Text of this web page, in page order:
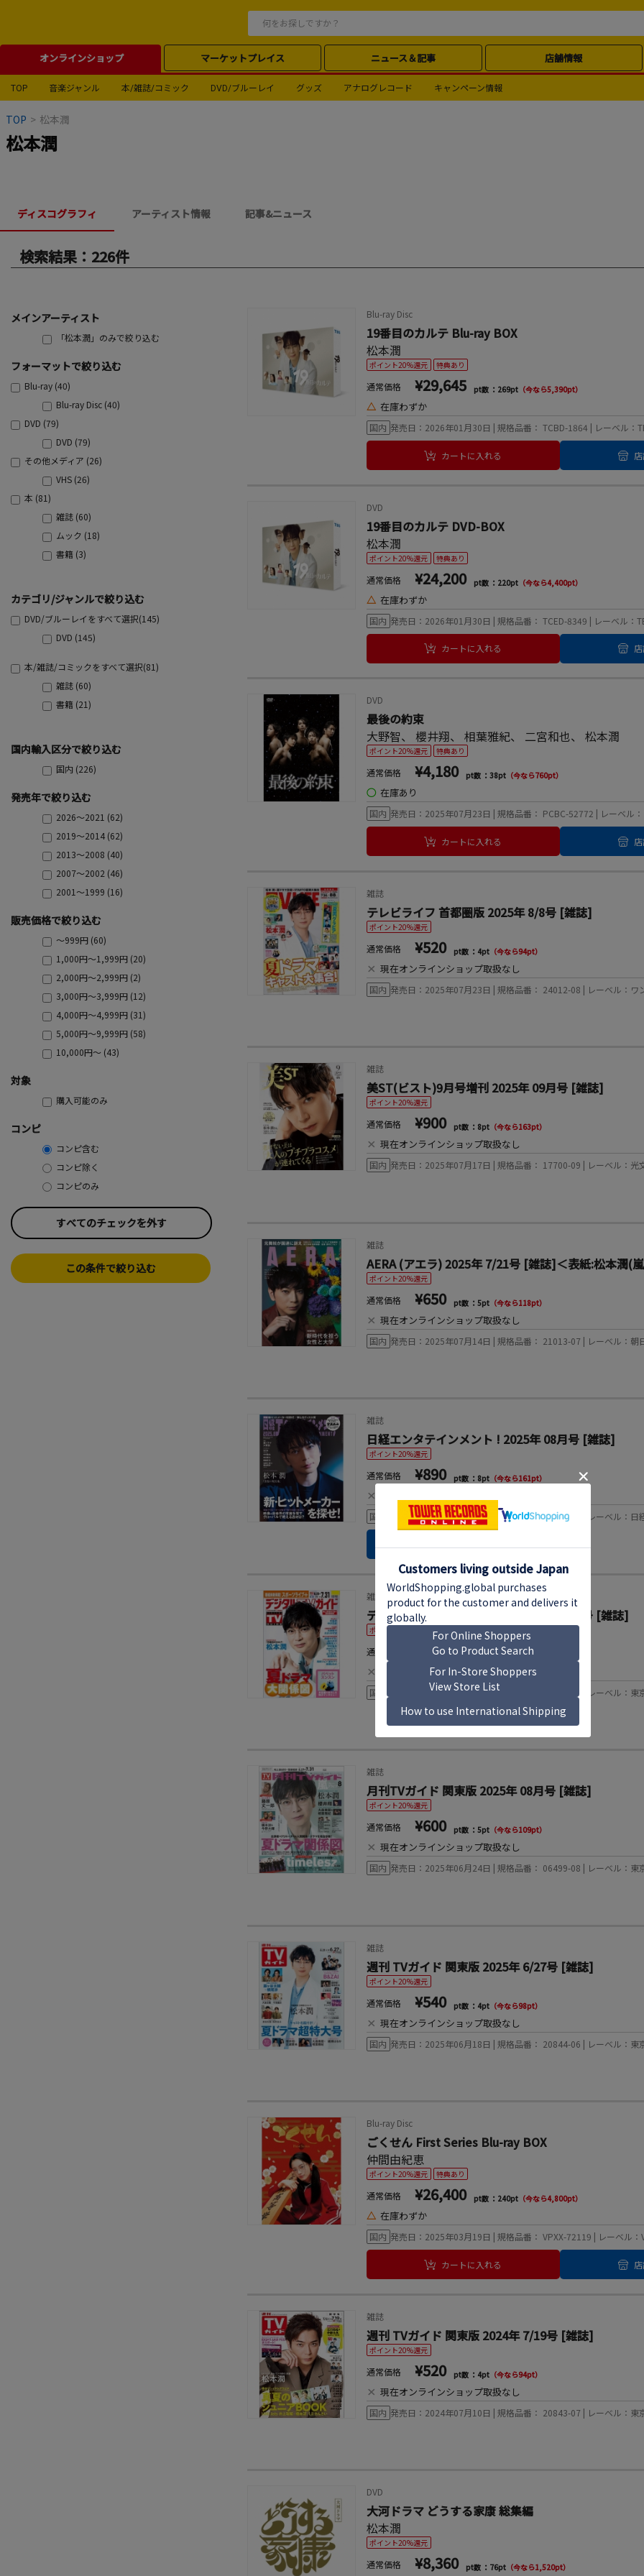
オンラインショップ マーケットプレイス ニュース＆記事 店舗情報
TOP 音楽ジャンル 本/雑誌/コミック DVD/ブルーレイ グッズ アナログレコード キャンペーン情報
TOP > 松本潤
松本潤
ディスコグラフィ アーティスト情報 記事&ニュース
検索結果：226件
メインアーティスト
「松本潤」のみで絞り込む
フォーマットで絞り込む
Blu-ray (40)
Blu-ray Disc (40)
DVD (79)
DVD (79)
その他メディア (26)
VHS (26)
本 (81)
雑誌 (60)
ムック (18)
書籍 (3)
カテゴリ/ジャンルで絞り込む
DVD/ブルーレイをすべて選択(145)
DVD (145)
本/雑誌/コミックをすべて選択(81)
雑誌 (60)
書籍 (21)
国内輸入区分で絞り込む
国内 (226)
発売年で絞り込む
2026～2021 (62)
2019～2014 (62)
2013～2008 (40)
2007～2002 (46)
2001～1999 (16)
販売価格で絞り込む
～999円 (60)
1,000円～1,999円 (20)
2,000円～2,999円 (2)
3,000円～3,999円 (12)
4,000円～4,999円 (31)
5,000円～9,999円 (58)
10,000円～ (43)
対象
購入可能のみ
コンピ
コンピ含む
コンピ除く
コンピのみ
すべてのチェックを外す
この条件で絞り込む
Blu-ray Disc
19番目のカルテ Blu-ray BOX
松本潤
ポイント20%還元 特典あり
通常価格 ¥29,645 pt数 ：269pt （今なら5,390pt）
△ 在庫わずか
国内 発売日：2026年01月30日 | 規格品番： TCBD-1864 | レーベル：
カートに入れる
DVD
19番目のカルテ DVD-BOX
松本潤
ポイント20%還元 特典あり
通常価格 ¥24,200 pt数 ：220pt （今なら4,400pt）
△ 在庫わずか
国内 発売日：2026年01月30日 | 規格品番： TCED-8349 | レーベル：
カートに入れる
DVD
最後の約束
大野智、櫻井翔、相葉雅紀、 二宮和也、松本潤
ポイント20%還元 特典あり
通常価格 ¥4,180 pt数 ：38pt （今なら760pt）
◯ 在庫あり
国内 発売日：2025年07月23日 | 規格品番： PCBC-52772 | レーベル
カートに入れる
雑誌
テレビライフ 首都圏版 2025年 8/8号 [雑誌]
ポイント20%還元
通常価格 ¥520 pt数 ：4pt （今なら94pt）
× 現在オンラインショップ取扱なし
国内 発売日：2025年07月23日 | 規格品番： 24012-08 | レーベル：ワ
雑誌
美ST(ビスト)9月号増刊 2025年 09月号 [雑誌]
ポイント20%還元
通常価格 ¥900 pt数 ：8pt （今なら163pt）
× 現在オンラインショップ取扱なし
国内 発売日：2025年07月17日 | 規格品番： 17700-09 | レーベル：光
雑誌
AERA (アエラ) 2025年 7/21号 [雑誌]＜表紙:松本潤(
ポイント20%還元
通常価格 ¥650 pt数 ：5pt （今なら118pt）
× 現在オンラインショップ取扱なし
国内 発売日：2025年07月14日 | 規格品番： 21013-07 | レーベル：朝
雑誌
日経エンタテインメント ! 2025年 08月号 [雑誌]
ポイント20%還元
通常価格 ¥890 pt数 ：8pt （今なら161pt）
×
国内 発売日：2025年07月04日 | 規格品番： 07183-08 | レーベル：日
雑誌
デジタル TV (テレビ) ガイド 2025年 08月号 [雑誌]
ポイント20%還元
通常価格 ¥710 pt数 ：6pt（今なら129pt）
× 現在オンラインショップ取扱なし
国内 発売日：2025年06月24日 | 規格品番： 16579-08 | レーベル：東
雑誌
月刊TVガイド 関東版 2025年 08月号 [雑誌]
ポイント20%還元
通常価格 ¥600 pt数 ：5pt （今なら109pt）
× 現在オンラインショップ取扱なし
国内 発売日：2025年06月24日 | 規格品番： 06499-08 | レーベル：東
雑誌
週刊 TVガイド 関東版 2025年 6/27号 [雑誌]
ポイント20%還元
通常価格 ¥540 pt数 ：4pt （今なら98pt）
× 現在オンラインショップ取扱なし
国内 発売日：2025年06月18日 | 規格品番： 20844-06 | レーベル：東
Blu-ray Disc
ごくせん First Series Blu-ray BOX
仲間由紀恵
ポイント20%還元 特典あり
通常価格 ¥26,400 pt数 ：240pt （今なら4,800pt）
△ 在庫わずか
国内 発売日：2025年03月19日 | 規格品番： VPXX-72119 | レーベル：
カートに入れる
雑誌
週刊 TVガイド 関東版 2024年 7/19号 [雑誌]
ポイント20%還元
通常価格 ¥520 pt数 ：4pt （今なら94pt）
× 現在オンラインショップ取扱なし
国内 発売日：2024年07月10日 | 規格品番： 20843-07 | レーベル：東
DVD
大河ドラマ どうする家康 総集編
松本潤
ポイント20%還元
通常価格 ¥8,360 pt数 ：76pt （今なら1,520pt）